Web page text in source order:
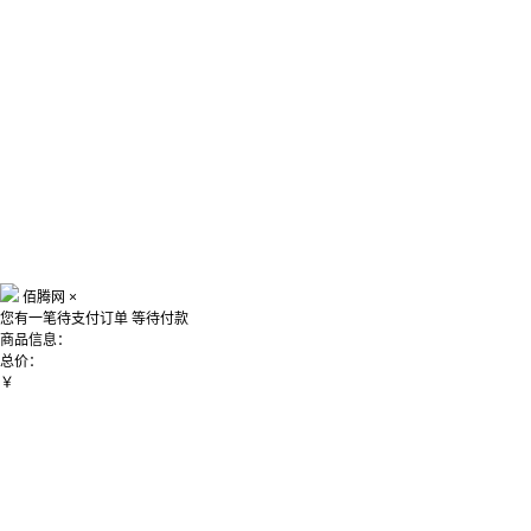
佰腾网 ×
您有一笔待支付订单 等待付款
商品信息：
总价：
￥